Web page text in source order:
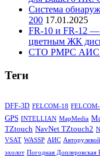
Система
200 17.01.2025
FR-10 и FR-12
цветным ЖК
СТО РМРС АИС
Теги
DFF-3D FELCOM-18
GPS INTELLIAN MapMedia
TZtouch NavNet TZtouch2
VSAT WASSP АИС Авторулевой
эхолот Погодная Доплеровская